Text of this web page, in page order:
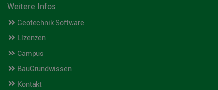
Weitere Infos
Geotechnik Software
Lizenzen
Campus
BauGrundwissen
Kontakt